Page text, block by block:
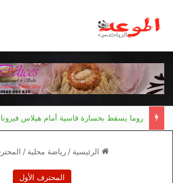
روما يسقط بخسارة قاسية أمام هيلاس فيرونا
الرئيسية /رياضة محلية /
المحترف الأول